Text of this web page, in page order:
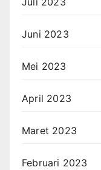
Juni 2023
Mei 2023
April 2023
Maret 2023
Februari 2023